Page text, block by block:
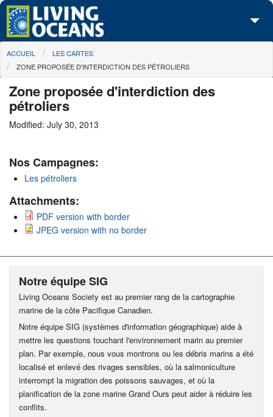
Skip to main content
À propos de nous
Centre des Médias
Passez à l'action
You are here
ACCUEIL
LES CARTES
ZONE PROPOSÉE D'INTERDICTION DES PÉTROLIERS
Zone proposée d'interdiction des
pétroliers
Modified: July 30, 2013
Nos Campagnes:
Les pétroliers
Attachments:
PDF version with border
JPEG version with no border
Notre équipe SIG
Living Oceans Society est au premier rang de la cartographie
marine de la côte Pacifique Canadien.
Notre équipe SIG (systèmes d'information géographique) aide à
mettre les questions touchant l'environnement marin au premier
plan. Par exemple, nous vous montrons ou les débris marins a été
localisé et enlevé des rivages sensibles, où la salmoniculture
interrompt la migration des poissons sauvages, et où la
planification de la zone marine Grand Ours peut aider à réduire les
conflits.